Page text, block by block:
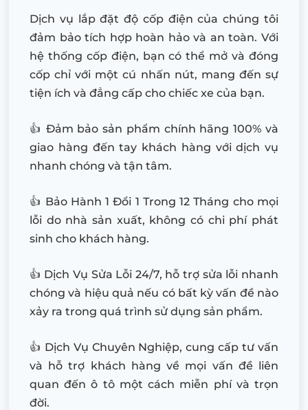
Dịch vụ lắp đặt độ cốp điện của chúng tôi
đảm bảo tích hợp hoàn hảo và an toàn. Với
hệ thống cốp điện, bạn có thể mở và đóng
cốp chỉ với một cú nhấn nút, mang đến sự
tiện ích và đẳng cấp cho chiếc xe của bạn.
👍 Đảm bảo sản phẩm chính hãng 100% và
giao hàng đến tay khách hàng với dịch vụ
nhanh chóng và tận tâm.
👍 Bảo Hành 1 Đổi 1 Trong 12 Tháng cho mọi
lỗi do nhà sản xuất, không có chi phí phát
sinh cho khách hàng.
👍 Dịch Vụ Sửa Lỗi 24/7, hỗ trợ sửa lỗi nhanh
chóng và hiệu quả nếu có bất kỳ vấn đề nào
xảy ra trong quá trình sử dụng sản phẩm.
👍 Dịch Vụ Chuyên Nghiệp, cung cấp tư vấn
và hỗ trợ khách hàng về mọi vấn đề liên
quan đến ô tô một cách miễn phí và trọn
đời.